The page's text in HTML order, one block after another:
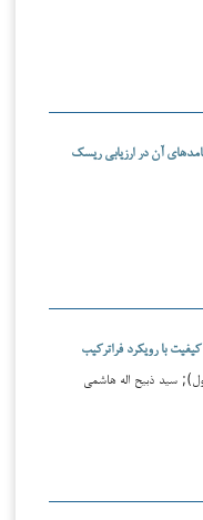
آن در ارزیابی ریسک
با رویکرد فراترکیب
سید ذبیح اله هاشمی